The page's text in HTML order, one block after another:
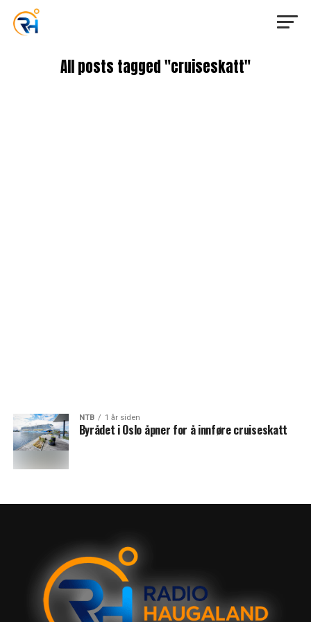
All posts tagged "cruiseskatt"
NTB 1 år siden
Byrådet i Oslo åpner for å innføre cruiseskatt